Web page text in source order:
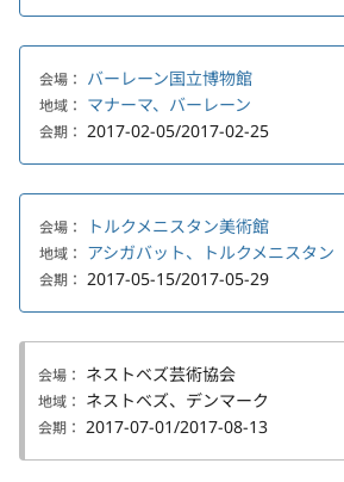
会場： バーレーン国立博物館
地域： マナーマ、バーレーン
会期： 2017-02-05/2017-02-25
会場： トルクメニスタン美術館
地域： アシガバット、トルクメニスタン
会期： 2017-05-15/2017-05-29
会場： ネストベズ芸術協会
地域： ネストベズ、デンマーク
会期： 2017-07-01/2017-08-13